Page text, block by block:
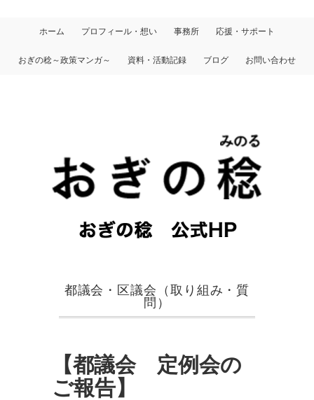
ホーム プロフィール・想い 事務所 応援・サポート
おぎの稔～政策マンガ～ 資料・活動記録 ブログ お問い合わせ
都議会・区議会（取り組み・質
問）
【都議会 定例会の
ご報告】